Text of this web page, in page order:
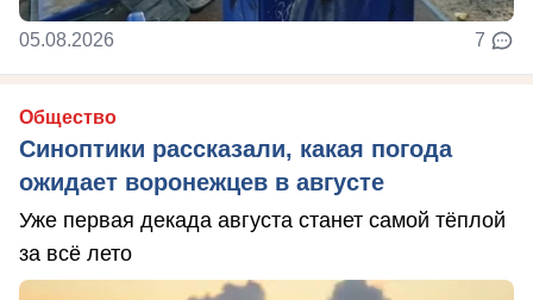
05.08.2026 7
Общество
Синоптики рассказали, какая погода
ожидает воронежцев в августе
Уже первая декада августа станет самой тёплой
за всё лето